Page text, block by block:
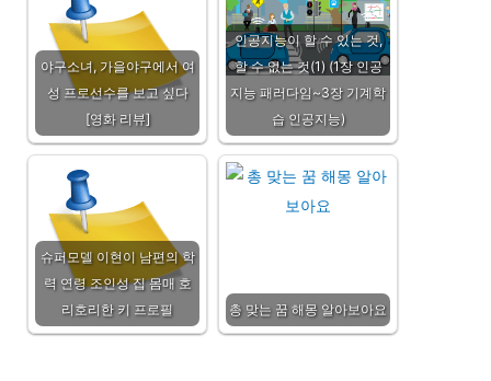
야구소녀, 가을야구에서 여
성 프로선수를 보고 싶다
[영화 리뷰]
인공지능이 할 수 있는 것,
할 수 없는 것(1) (1장 인공
지능 패러다임~3장 기계학
습 인공지능)
슈퍼모델 이현이 남편의 학
력 연령 조인성 집 몸매 호
리호리한 키 프로필
총 맞는 꿈 해몽 알아보아요